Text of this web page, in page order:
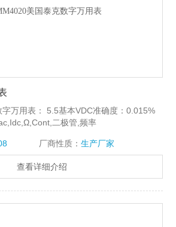
万用表： 5.5基本VDC准确度：0.015%
二极管,频率
厂商性质： 生产厂家
查看详细介绍